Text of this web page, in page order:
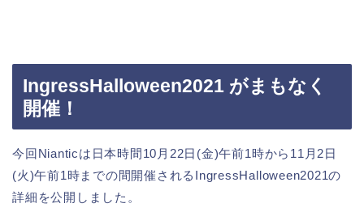
IngressHalloween2021 がまもなく
開催！
今回Nianticは日本時間10月22日(金)午前1時から11月2日
(火)午前1時までの間開催されるIngressHalloween2021の
詳細を公開しました。